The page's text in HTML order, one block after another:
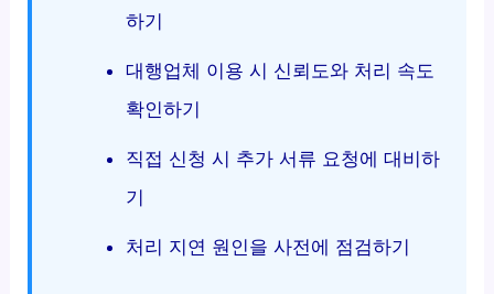
하기
대행업체 이용 시 신뢰도와 처리 속도
확인하기
직접 신청 시 추가 서류 요청에 대비하
기
처리 지연 원인을 사전에 점검하기